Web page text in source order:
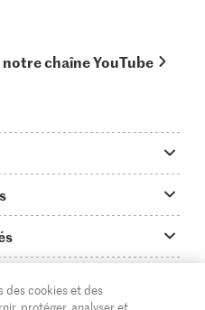
chaîne YouTube
des cookies et des